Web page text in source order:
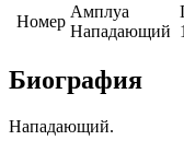
Номер
Амплуа
Нападающий
Биография
Нападающий.